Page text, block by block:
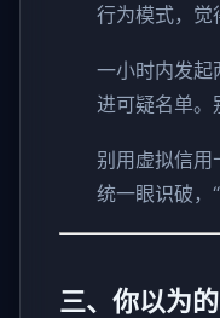
行为模式，觉
一小时内发起
进可疑名单。
别用虚拟信
统一眼识破，
三、你以为